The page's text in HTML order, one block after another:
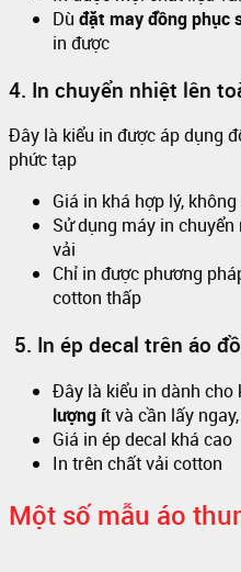
Dù đặt may đồng phục
in được
4. In chuyển nhiệt lên
Đây là kiểu in được áp dụng
phức tạp
Giá in khá hợp lý,
Sử dụng máy in
vải
Chỉ in được phương
cotton thấp
5. In ép decal trên áo
Đây là kiểu in dành cho
lượng ít và cần lấy
Giá in ép decal khá cao
In trên chất vải cotton
Một số mẫu áo